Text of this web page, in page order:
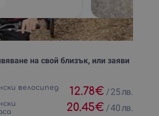
на свой близък, или заяви
велосипед
12.78€ /25 лв.
20.45€ /40 лв.